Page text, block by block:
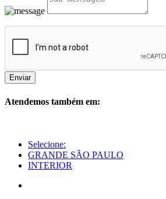
Enviar
Atendemos também em:
Selecione:
GRANDE SÃO PAULO
INTERIOR